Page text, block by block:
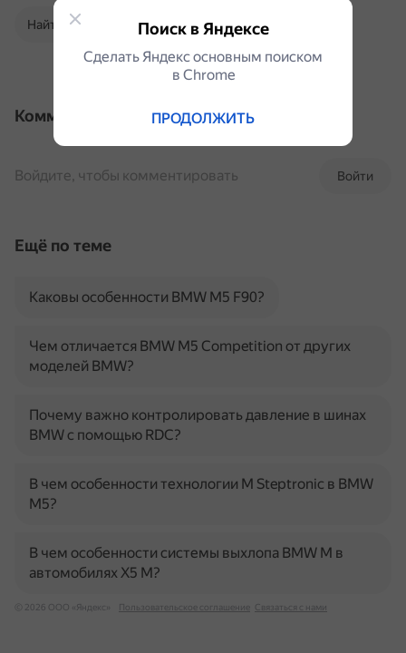
Найти в Поиске
Комментарии
Войти
Войдите, чтобы комментировать
Ещё по теме
Каковы особенности BMW M5 F90?
Чем отличается BMW M5 Competition от других
моделей BMW?
Почему важно контролировать давление в шинах
BMW с помощью RDC?
В чем особенности технологии M Steptronic в BMW
M5?
В чем особенности системы выхлопа BMW M в
автомобилях X5 M?
© 2026 ООО «Яндекс» Пользовательское соглашение Связаться с нами
Поиск в Яндексе
Сделать Яндекс основным поиском
в Сhrome
ПРОДОЛЖИТЬ